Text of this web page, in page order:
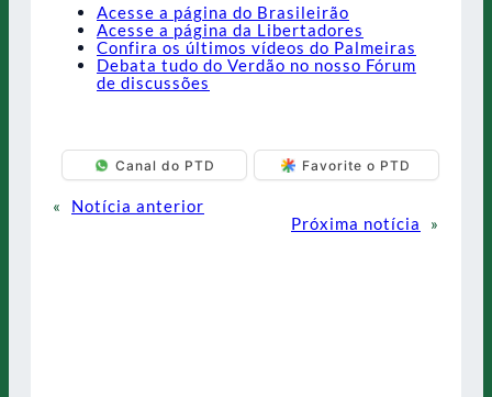
Acesse a página do Brasileirão
Acesse a página da Libertadores
Confira os últimos vídeos do Palmeiras
Debata tudo do Verdão no nosso Fórum
de discussões
Canal do PTD Favorite o PTD
«
Notícia anterior
Próxima notícia
»